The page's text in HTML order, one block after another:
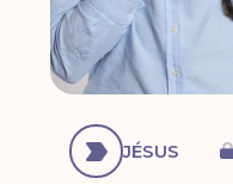
JÉSUS